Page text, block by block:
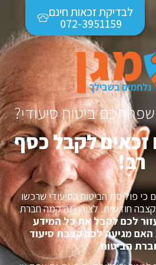
לבדיקת זכאות חינם
072-3951159
ביטוח סיעודי?
זכאים לקבל כסף
רב!
כי פוליסת הביטוח הסיעודי שרכשו
חודשית. לצורך זה קמה חברת
לכם לקבל את כל המידע
מגיעה לכם קצבת סיעוד
הביטוח.